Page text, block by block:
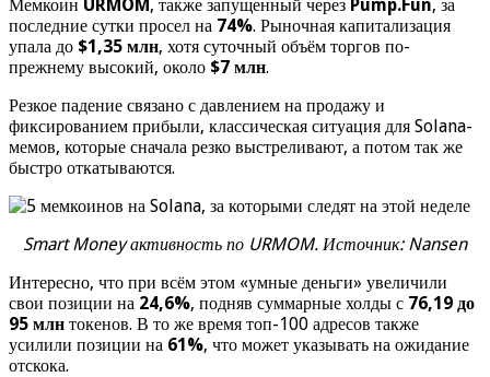
Мемкоин URMOM, также запущенный через Pump.Fun, за
последние сутки просел на 74%. Рыночная капитализация
упала до $1,35 млн, хотя суточный объём торгов по-
прежнему высокий, около $7 млн.
Резкое падение связано с давлением на продажу и
фиксированием прибыли, классическая ситуация для Solana-
мемов, которые сначала резко выстреливают, а потом так же
быстро откатываются.
Smart Money активность по URMOM. Источник: Nansen
Интересно, что при всём этом «умные деньги» увеличили
свои позиции на 24,6%, подняв суммарные холды с 76,19 до
95 млн токенов. В то же время топ-100 адресов также
усилили позиции на 61%, что может указывать на ожидание
отскока.